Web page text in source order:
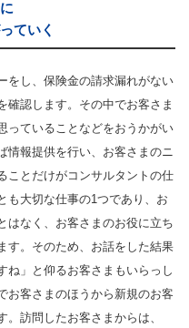
ていく
をし、保険金の請求漏れがない
確認します。その中でお客さま
っていることなどをおうかがい
情報提供を行い、お客さまのニ
ことだけがコンサルタントの仕
も大切な仕事の1つであり、お
はなく、お客さまのお役に立ち
す。そのため、お話をした結果
ね」と仰るお客さまもいらっし
お客さまのほうから新規のお客
訪問したお客さまからは、